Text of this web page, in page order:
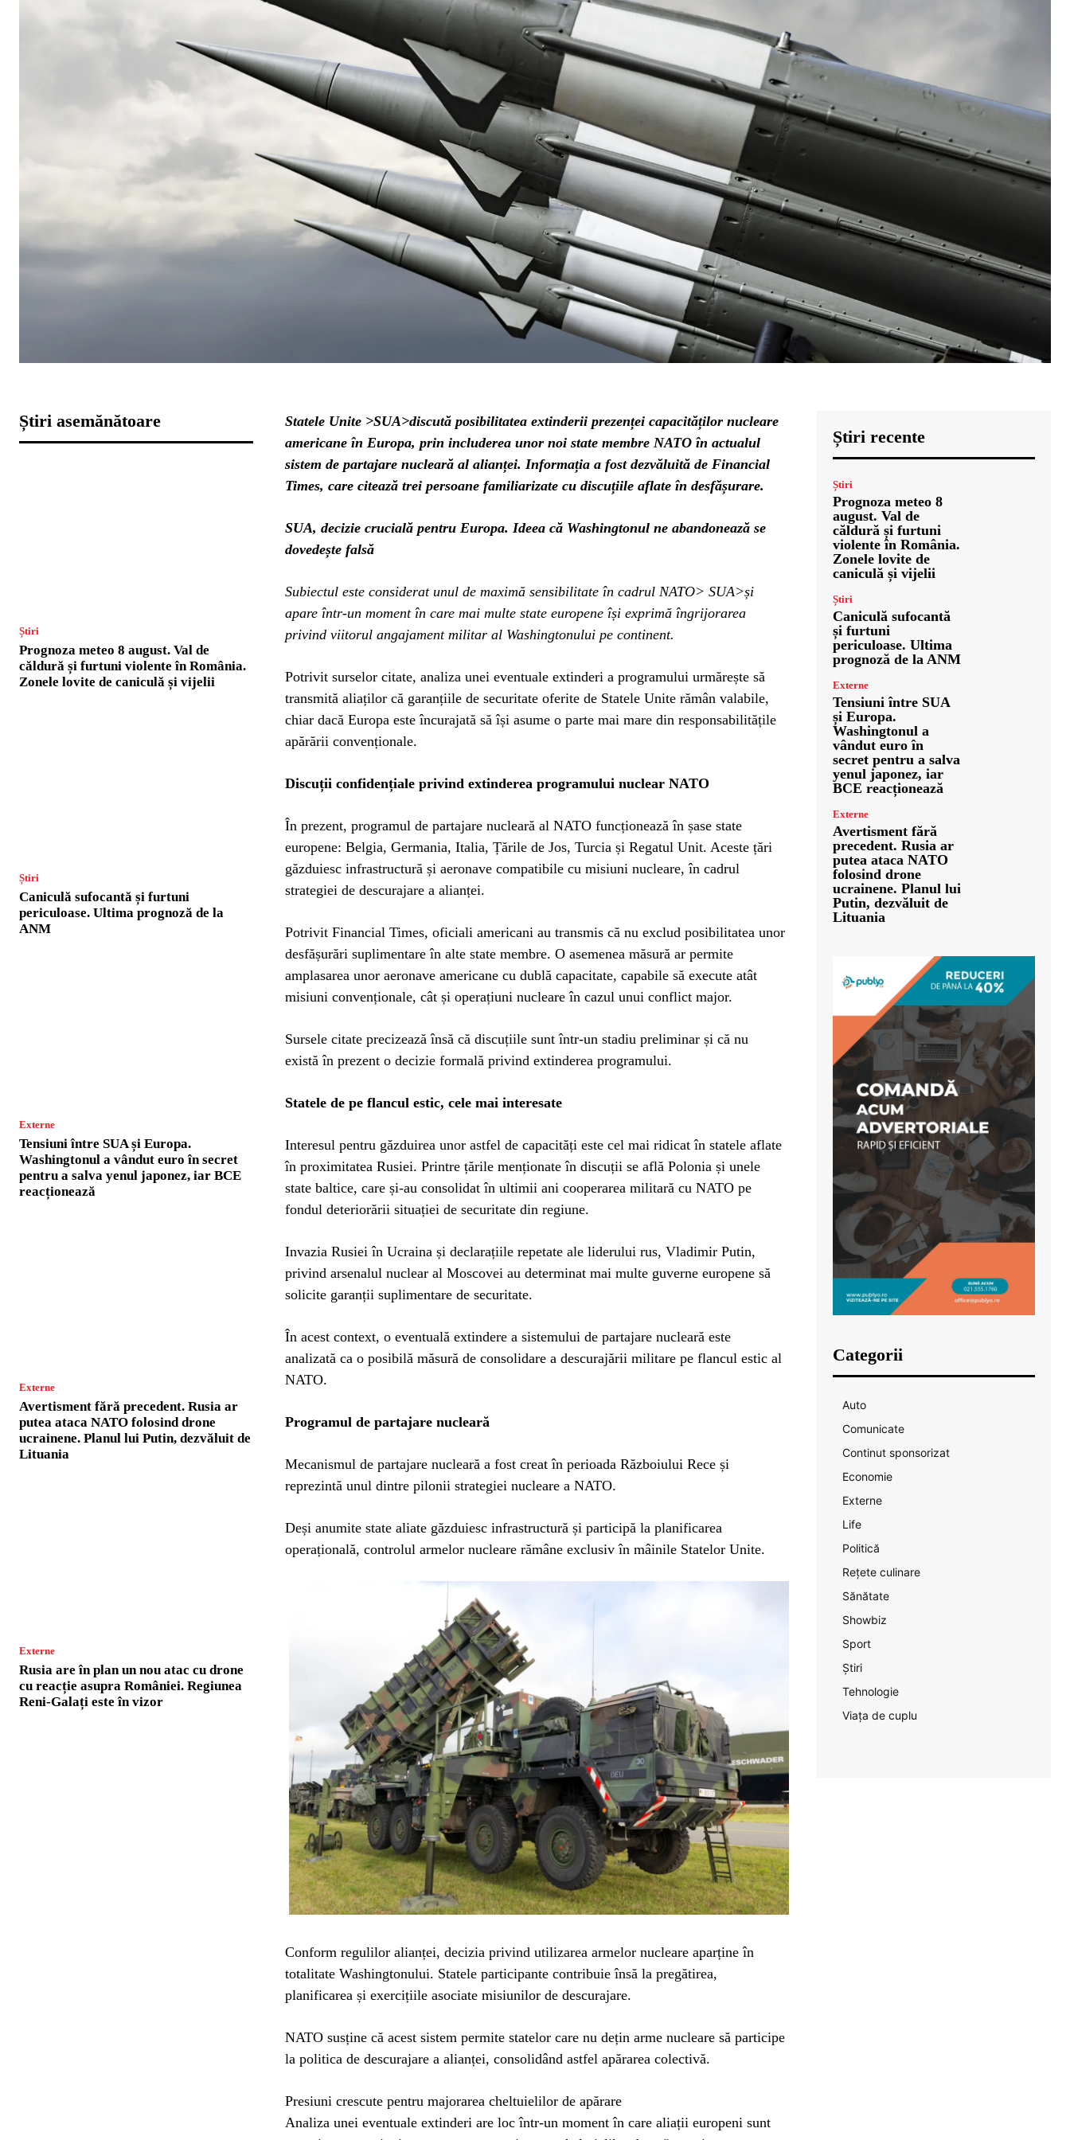
Știri asemănătoare
Știri
Prognoza meteo 8 august. Val de
căldură și furtuni violente în România.
Zonele lovite de caniculă și vijelii
Știri
Caniculă sufocantă și furtuni
periculoase. Ultima prognoză de la
ANM
Externe
Tensiuni între SUA și Europa.
Washingtonul a vândut euro în secret
pentru a salva yenul japonez, iar BCE
reacționează
Externe
Avertisment fără precedent. Rusia ar
putea ataca NATO folosind drone
ucrainene. Planul lui Putin, dezvăluit de
Lituania
Externe
Rusia are în plan un nou atac cu drone
cu reacție asupra României. Regiunea
Reni-Galați este în vizor
Statele Unite >SUA>discută posibilitatea extinderii prezenței capacităților nucleare
americane în Europa, prin includerea unor noi state membre NATO în actualul
sistem de partajare nucleară al alianței. Informația a fost dezvăluită de Financial
Times, care citează trei persoane familiarizate cu discuțiile aflate în desfășurare.
SUA, decizie crucială pentru Europa. Ideea că Washingtonul ne abandonează se
dovedește falsă
Subiectul este considerat unul de maximă sensibilitate în cadrul NATO> SUA>și
apare într-un moment în care mai multe state europene își exprimă îngrijorarea
privind viitorul angajament militar al Washingtonului pe continent.
Potrivit surselor citate, analiza unei eventuale extinderi a programului urmărește să
transmită aliaților că garanțiile de securitate oferite de Statele Unite rămân valabile,
chiar dacă Europa este încurajată să își asume o parte mai mare din responsabilitățile
apărării convenționale.
Discuții confidențiale privind extinderea programului nuclear NATO
În prezent, programul de partajare nucleară al NATO funcționează în șase state
europene: Belgia, Germania, Italia, Țările de Jos, Turcia și Regatul Unit. Aceste țări
găzduiesc infrastructură și aeronave compatibile cu misiuni nucleare, în cadrul
strategiei de descurajare a alianței.
Potrivit Financial Times, oficiali americani au transmis că nu exclud posibilitatea unor
desfășurări suplimentare în alte state membre. O asemenea măsură ar permite
amplasarea unor aeronave americane cu dublă capacitate, capabile să execute atât
misiuni convenționale, cât și operațiuni nucleare în cazul unui conflict major.
Sursele citate precizează însă că discuțiile sunt într-un stadiu preliminar și că nu
există în prezent o decizie formală privind extinderea programului.
Statele de pe flancul estic, cele mai interesate
Interesul pentru găzduirea unor astfel de capacități este cel mai ridicat în statele aflate
în proximitatea Rusiei. Printre țările menționate în discuții se află Polonia și unele
state baltice, care și-au consolidat în ultimii ani cooperarea militară cu NATO pe
fondul deteriorării situației de securitate din regiune.
Invazia Rusiei în Ucraina și declarațiile repetate ale liderului rus, Vladimir Putin,
privind arsenalul nuclear al Moscovei au determinat mai multe guverne europene să
solicite garanții suplimentare de securitate.
În acest context, o eventuală extindere a sistemului de partajare nucleară este
analizată ca o posibilă măsură de consolidare a descurajării militare pe flancul estic al
NATO.
Programul de partajare nucleară
Mecanismul de partajare nucleară a fost creat în perioada Războiului Rece și
reprezintă unul dintre pilonii strategiei nucleare a NATO.
Deși anumite state aliate găzduiesc infrastructură și participă la planificarea
operațională, controlul armelor nucleare rămâne exclusiv în mâinile Statelor Unite.
Conform regulilor alianței, decizia privind utilizarea armelor nucleare aparține în
totalitate Washingtonului. Statele participante contribuie însă la pregătirea,
planificarea și exercițiile asociate misiunilor de descurajare.
NATO susține că acest sistem permite statelor care nu dețin arme nucleare să participe
la politica de descurajare a alianței, consolidând astfel apărarea colectivă.
Presiuni crescute pentru majorarea cheltuielilor de apărare
Analiza unei eventuale extinderi are loc într-un moment în care aliații europeni sunt
Știri recente
Știri
Prognoza meteo 8
august. Val de
căldură și furtuni
violente în România.
Zonele lovite de
caniculă și vijelii
Știri
Caniculă sufocantă
și furtuni
periculoase. Ultima
prognoză de la ANM
Externe
Tensiuni între SUA
și Europa.
Washingtonul a
vândut euro în
secret pentru a salva
yenul japonez, iar
BCE reacționează
Externe
Avertisment fără
precedent. Rusia ar
putea ataca NATO
folosind drone
ucrainene. Planul lui
Putin, dezvăluit de
Lituania
Categorii
Auto
Comunicate
Continut sponsorizat
Economie
Externe
Life
Politică
Rețete culinare
Sănătate
Showbiz
Sport
Știri
Tehnologie
Viața de cuplu